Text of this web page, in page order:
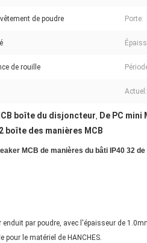
de poudre Porte:
de rouille
Actuel:
boîte du disjoncteur, De PC
boîte des manières MCB
MCB de manières du bâti IP40 32
enduit par poudre, avec l'épaisseur de
pour le matériel de HANCHES.